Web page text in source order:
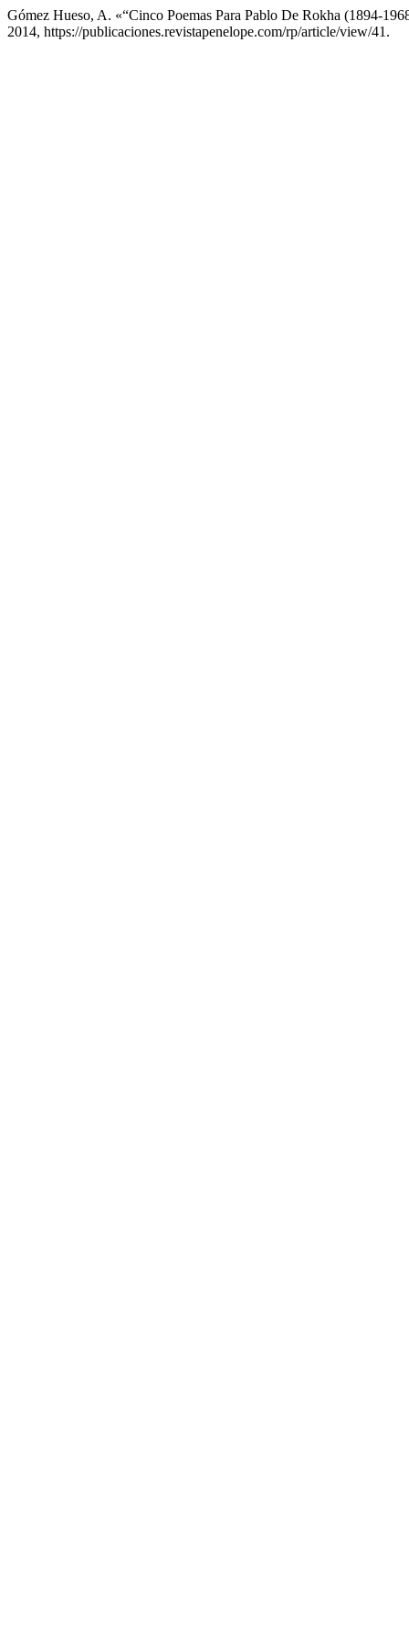
Gómez Hueso, A. «“Cinco Poemas Para Pablo De Rokha (1894-
2014, https://publicaciones.revistapenelope.com/rp/article/view/41.